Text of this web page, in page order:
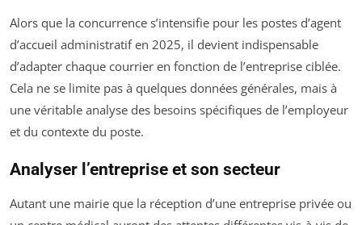
Alors que la concurrence s’intensifie pour les postes d’agent
d’accueil administratif en 2025, il devient indispensable
d’adapter chaque courrier en fonction de l’entreprise ciblée.
Cela ne se limite pas à quelques données générales, mais à
une véritable analyse des besoins spécifiques de l’employeur
et du contexte du poste.
Analyser l’entreprise et son secteur
Autant une mairie que la réception d’une entreprise privée ou